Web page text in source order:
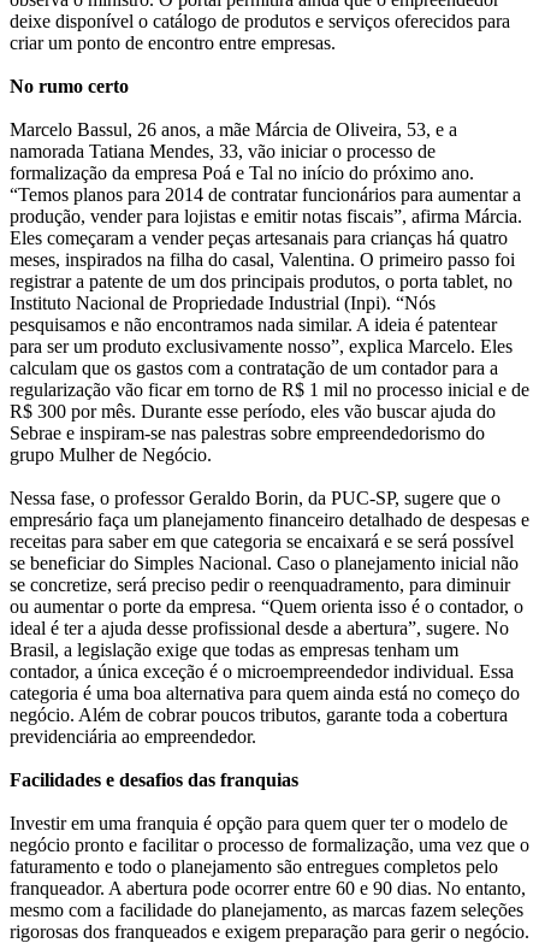
deixe disponível o catálogo de produtos e serviços oferecidos para
criar um ponto de encontro entre empresas.
No rumo certo
Marcelo Bassul, 26 anos, a mãe Márcia de Oliveira, 53, e a
namorada Tatiana Mendes, 33, vão iniciar o processo de
formalização da empresa Poá e Tal no início do próximo ano.
“Temos planos para 2014 de contratar funcionários para aumentar a
produção, vender para lojistas e emitir notas fiscais”, afirma Márcia.
Eles começaram a vender peças artesanais para crianças há quatro
meses, inspirados na filha do casal, Valentina. O primeiro passo foi
registrar a patente de um dos principais produtos, o porta tablet, no
Instituto Nacional de Propriedade Industrial (Inpi). “Nós
pesquisamos e não encontramos nada similar. A ideia é patentear
para ser um produto exclusivamente nosso”, explica Marcelo. Eles
calculam que os gastos com a contratação de um contador para a
regularização vão ficar em torno de R$ 1 mil no processo inicial e de
R$ 300 por mês. Durante esse período, eles vão buscar ajuda do
Sebrae e inspiram-se nas palestras sobre empreendedorismo do
grupo Mulher de Negócio.
Nessa fase, o professor Geraldo Borin, da PUC-SP, sugere que o
empresário faça um planejamento financeiro detalhado de despesas e
receitas para saber em que categoria se encaixará e se será possível
se beneficiar do Simples Nacional. Caso o planejamento inicial não
se concretize, será preciso pedir o reenquadramento, para diminuir
ou aumentar o porte da empresa. “Quem orienta isso é o contador, o
ideal é ter a ajuda desse profissional desde a abertura”, sugere. No
Brasil, a legislação exige que todas as empresas tenham um
contador, a única exceção é o microempreendedor individual. Essa
categoria é uma boa alternativa para quem ainda está no começo do
negócio. Além de cobrar poucos tributos, garante toda a cobertura
previdenciária ao empreendedor.
Facilidades e desafios das franquias
Investir em uma franquia é opção para quem quer ter o modelo de
negócio pronto e facilitar o processo de formalização, uma vez que o
faturamento e todo o planejamento são entregues completos pelo
franqueador. A abertura pode ocorrer entre 60 e 90 dias. No entanto,
mesmo com a facilidade do planejamento, as marcas fazem seleções
rigorosas dos franqueados e exigem preparação para gerir o negócio.